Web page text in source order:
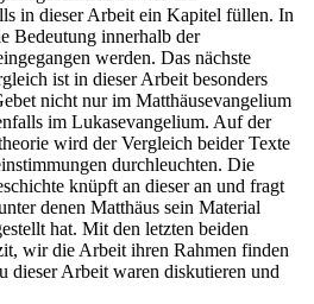
in dieser Arbeit ein Kapitel füllen. In
Bedeutung innerhalb der
werden. Das nächste
ist in dieser Arbeit besonders
nicht nur im Matthäusevangelium
im Lukasevangelium. Auf der
wird der Vergleich beider Texte
durchleuchten. Die
knüpft an dieser an und fragt
denen Matthäus sein Material
hat. Mit den letzten beiden
wir die Arbeit ihren Rahmen finden
dieser Arbeit waren diskutieren und